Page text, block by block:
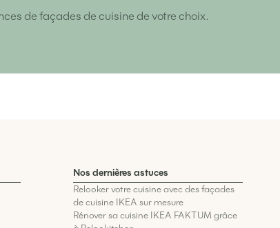
de façades de cuisine de votre choix.
Nos dernières astuces
Relooker votre cuisine avec des façades
de cuisine IKEA sur mesure
Rénover sa cuisine IKEA FAKTUM grâce